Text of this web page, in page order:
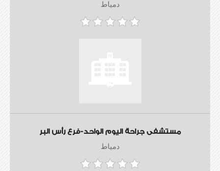
دمياط
مستشفى جراحة اليوم الواحد-فرع رأس البر
دمياط